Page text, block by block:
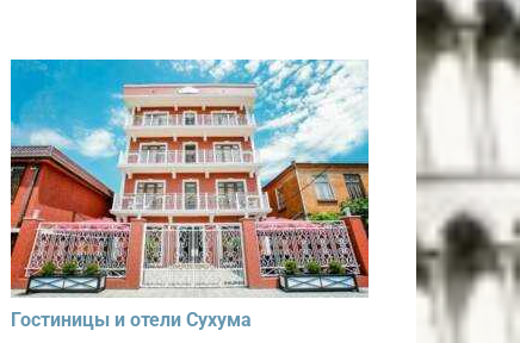
Гостиницы и отели Сухума